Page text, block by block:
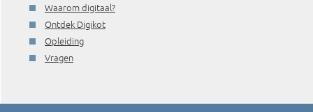
Waarom digitaal?
Ontdek Digikot
Opleiding
Vragen